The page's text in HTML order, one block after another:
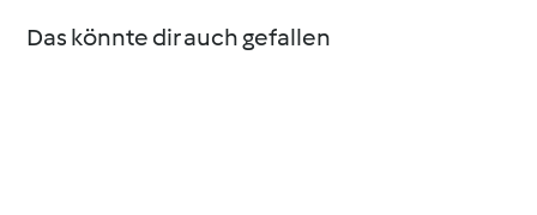
Das könnte dir auch gefallen